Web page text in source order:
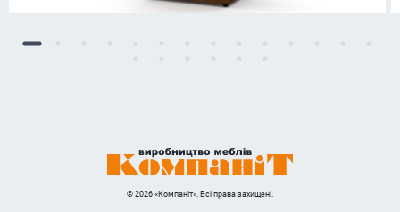
© 2026 «Компаніт». Всі права захищені.